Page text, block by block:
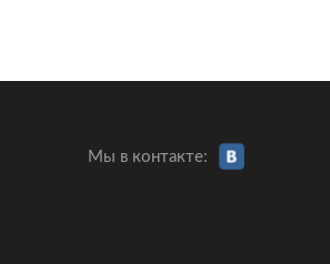
Мы в контакте: